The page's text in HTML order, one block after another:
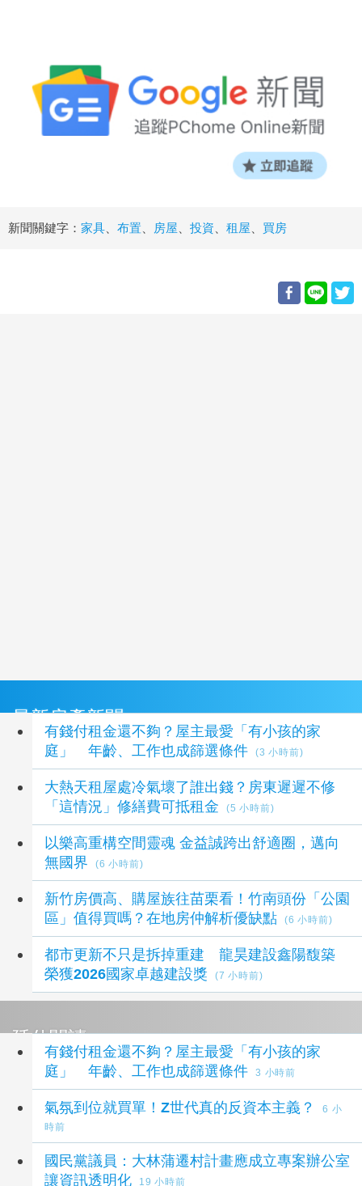
新聞關鍵字： 家具 布置 房屋 投資 租屋 買房
最新房產新聞
有錢付租金還不夠？屋主最愛「有小孩的家
庭」 年齡、工作也成篩選條件
(3 小時前)
大熱天租屋處冷氣壞了誰出錢？房東遲遲不修
「這情況」修繕費可抵租金
(5 小時前)
以樂高重構空間靈魂 金益誠跨出舒適圈，邁向
無國界
(6 小時前)
新竹房價高、購屋族往苗栗看！竹南頭份「公園
區」值得買嗎？在地房仲解析優缺點
(6 小時前)
都市更新不只是拆掉重建 龍昊建設鑫陽馥築
榮獲2026國家卓越建設獎
(7 小時前)
延伸閱讀
有錢付租金還不夠？屋主最愛「有小孩的家
庭」 年齡、工作也成篩選條件
3 小時前
氣氛到位就買單！Z世代真的反資本主義？
6 小
時前
國民黨議員：大林蒲遷村計畫應成立專案辦公室
讓資訊透明化
19 小時前